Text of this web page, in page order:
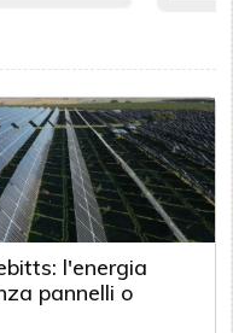
l'energia
pannelli o